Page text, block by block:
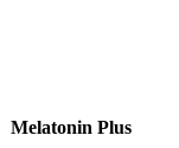
Melatonin Plus